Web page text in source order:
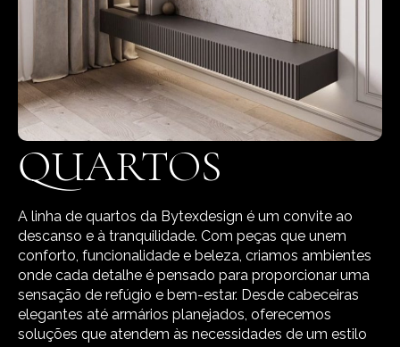
QUARTOS
A linha de quartos da Bytexdesign é um convite ao
descanso e à tranquilidade. Com peças que unem
conforto, funcionalidade e beleza, criamos ambientes
onde cada detalhe é pensado para proporcionar uma
sensação de refúgio e bem-estar. Desde cabeceiras
elegantes até armários planejados, oferecemos
soluções que atendem às necessidades de um estilo